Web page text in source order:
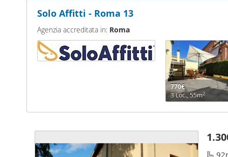
Solo Affitti - Roma 13
Agenzia accreditata in: Roma
770€
3 Loc., 55m2